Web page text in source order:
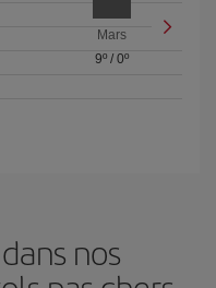
Mars
9º /0º
nos